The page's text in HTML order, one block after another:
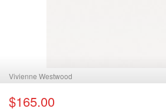
Vivienne Westwood
$165.00